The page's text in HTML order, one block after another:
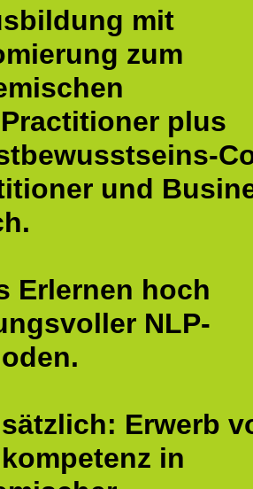
mit
zum
plus
und
Erlernen hoch
NLP-
Erwerb
in